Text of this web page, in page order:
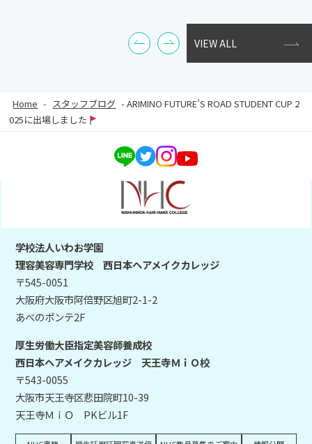
VIEW ALL
Home - スタッフブログ -ARIMINO FUTURE’S ROAD STUDENT CUP 2
025に出場しました
学校法人いわお学園
理容美容専門学校 西日本ヘアメイクカレッジ
〒545-0051
大阪府大阪市阿倍野区旭町2-1-2
あべのポンテ2F
厚生労働大臣指定美容師養成校
西日本ヘアメイクカレッジ 天王寺ＭｉＯ校
〒543-0055
大阪市天王寺区悲田院町10-39
天王寺ＭｉＯ PKビル1F